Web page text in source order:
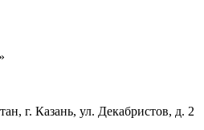
г. Казань, ул. Декабристов, д. 2